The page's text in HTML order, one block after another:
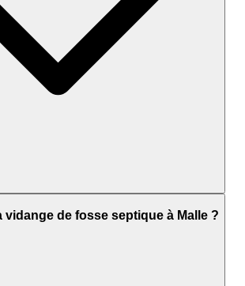
vidange de fosse septique à Malle ?